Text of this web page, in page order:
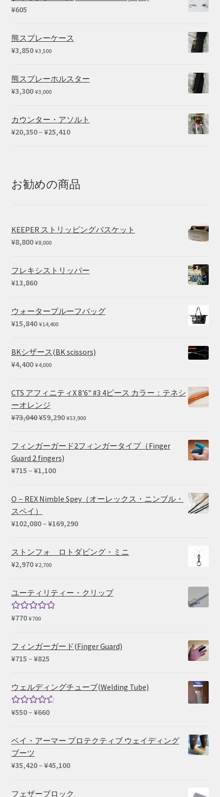
¥605
熊スプレーケース
¥3,850 ¥3,500
熊スプレーホルスター
¥3,300 ¥3,000
カウンター・アソルト
¥20,350– ¥25,410価
–
¥25,410
お勧めの商品
KEEPER ストリッピングバスケット
¥8,800 ¥8,000
フレキシストリッパー
¥13,860
ウォータープルーフバッグ
¥15,840 ¥14,400
BKシザース(BK scissors)
¥4,400 ¥4,000
CTS アフィニティX 8'6" #3 4ピース カラー：テネシ
ーオレンジ
¥73,040元
価
格
は
し
た。
¥59,290現
の
で
¥53,900
フィンガーガード2フィンガータイプ（Finger
Guard 2 fingers)
¥715 – ¥1,100価
帯:
–
O－REX Nimble Spey（オーレックス・ニンブル・
スペイ）
¥102,080– ¥169,290価
帯:
ストンフォ ロトダビング・ミニ
¥2,970 ¥2,700
ユーティリティー・クリップ
5段階中
¥770 ¥700
フィンガーガード(Finger Guard)
¥715 – ¥825価
帯:
¥715
ウェルディングチューブ(Welding Tube)
5段階中
価
¥550– ¥660価
帯:
–
ベイ・アーマー プロテクティブ ウェイディング
ブーツ
¥35,420– ¥45,100価
帯:
フェザーブロック